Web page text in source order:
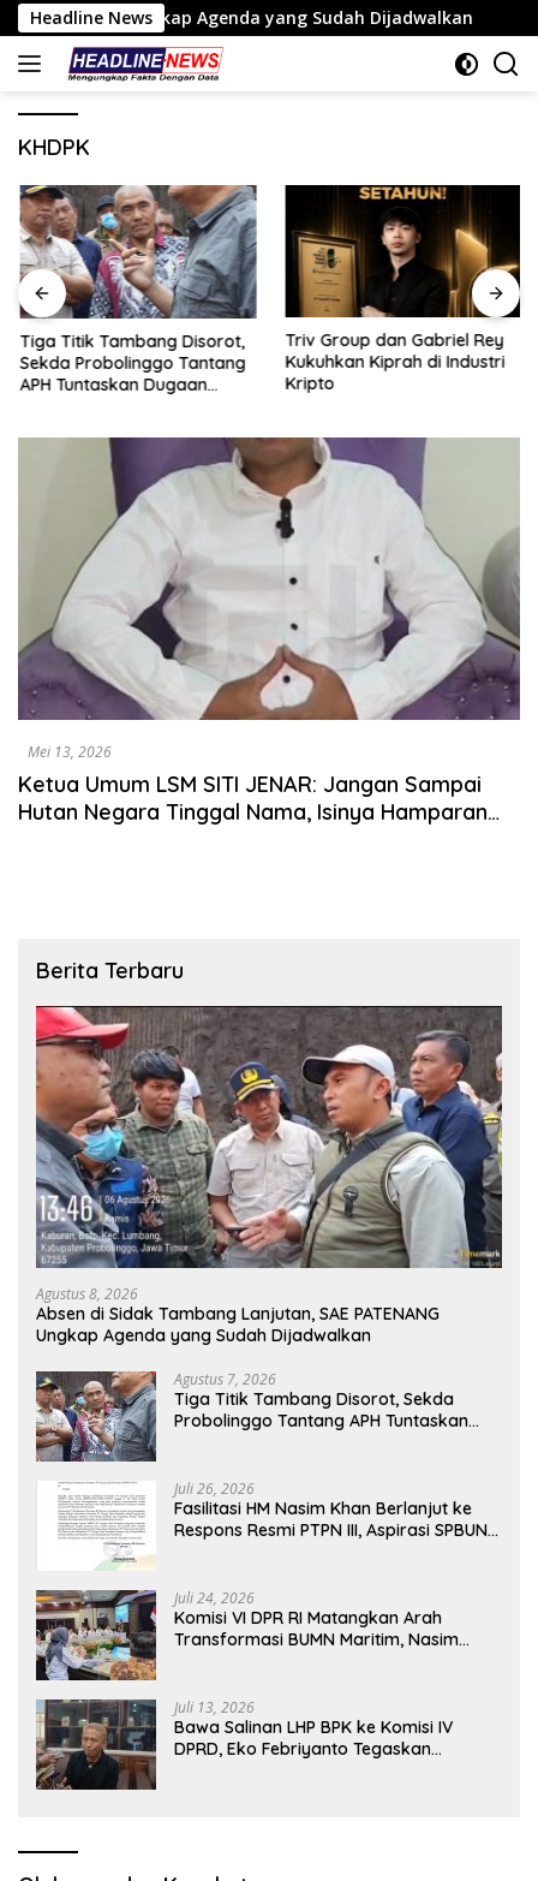
Langsung
ke
konten
Headline News
Ungkap Agenda yang Sudah Dijadwalkan Tiga
KHDPK
Tiga Titik Tambang Disorot,
Sekda Probolinggo Tantang
APH Tuntaskan Dugaan
Triv Group dan Gabriel Rey
Kukuhkan Kiprah di Industri
Kripto
Mei 13, 2026
Ketua Umum LSM SITI JENAR: Jangan Sampai
Hutan Negara Tinggal Nama, Isinya Hamparan
Berita Terbaru
Agustus 8, 2026
Absen di Sidak Tambang Lanjutan, SAE PATENANG
Ungkap Agenda yang Sudah Dijadwalkan
Agustus 7, 2026
Tiga Titik Tambang Disorot, Sekda
Probolinggo Tantang APH Tuntaskan
Juli 26, 2026
Fasilitasi HM Nasim Khan Berlanjut ke
Respons Resmi PTPN III, Aspirasi SPBUN
Juli 24, 2026
Komisi VI DPR RI Matangkan Arah
Transformasi BUMN Maritim, Nasim
Juli 13, 2026
Bawa Salinan LHP BPK ke Komisi IV
DPRD, Eko Febriyanto Tegaskan